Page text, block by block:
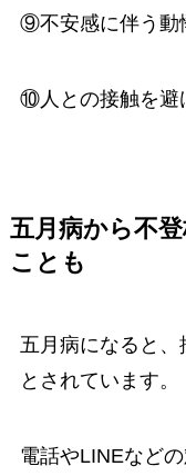
⑨不安感に伴う動
⑩人との接触を避
五月病から不
ことも
五月病になると
とされています。
電話やLINEなど